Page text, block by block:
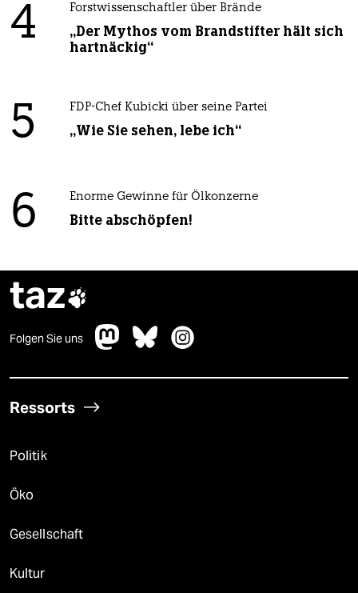
4 Forstwissenschaftler über Brände
„Der Mythos vom Brandstifter hält sich
hartnäckig“
5 FDP-Chef Kubicki über seine Partei
„Wie Sie sehen, lebe ich“
6 Enorme Gewinne für Ölkonzerne
Bitte abschöpfen!
taz
Folgen Sie uns
Ressorts
Politik
Öko
Gesellschaft
Kultur